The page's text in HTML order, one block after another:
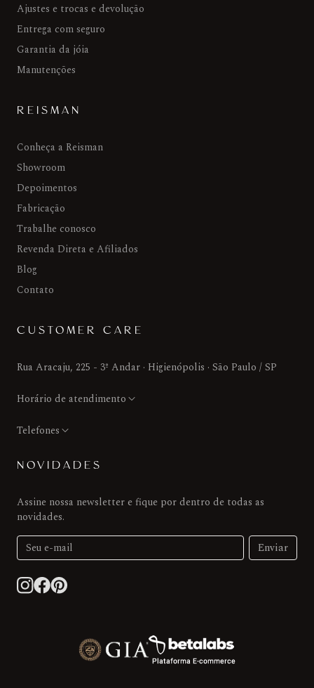
Ajustes e trocas e devolução
Entrega com seguro
Garantia da jóia
Manutenções
REISMAN
Conheça a Reisman
Showroom
Depoimentos
Fabricação
Trabalhe conosco
Revenda Direta e Afiliados
Blog
Contato
CUSTOMER CARE
Rua Aracaju, 225 - 3º Andar · Higienópolis · São Paulo / SP
Horário de atendimento
Telefones
NOVIDADES
Assine nossa newsletter e fique por dentro de todas as
novidades.
Enviar